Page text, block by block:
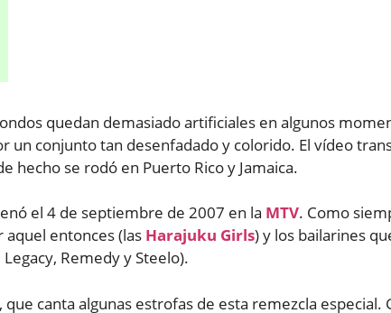
quedan demasiado artificiales en algunos
un conjunto tan desenfadado y colorido. El vídeo
hecho se rodó en Puerto Rico y Jamaica.
el 4 de septiembre de 2007 en la MTV. Como
aquel entonces (las Harajuku Girls) y los bailarines
Remedy y Steelo).
canta algunas estrofas de esta remezcla especial.